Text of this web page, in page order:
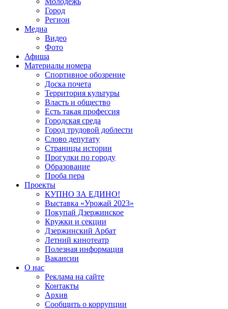
Город
Регион
Медиа
Видео
Фото
Афиша
Материалы номера
Спортивное обозрение
Доска почета
Территория культуры
Власть и общество
Есть такая профессия
Городская среда
Город трудовой доблести
Слово депутату
Страницы истории
Прогулки по городу
Образование
Проба пера
Проекты
КУПНО ЗА ЕДИНО!
Выставка «Урожай 2023»
Покупай Дзержинское
Кружки и секции
Дзержинский Арбат
Летний кинотеатр
Полезная информация
Вакансии
О нас
Реклама на сайте
Контакты
Архив
Сообщить о коррупции